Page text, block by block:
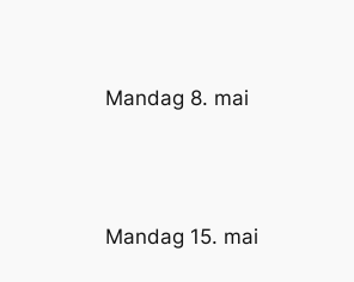
Mandag 8. mai
Mandag 15. mai